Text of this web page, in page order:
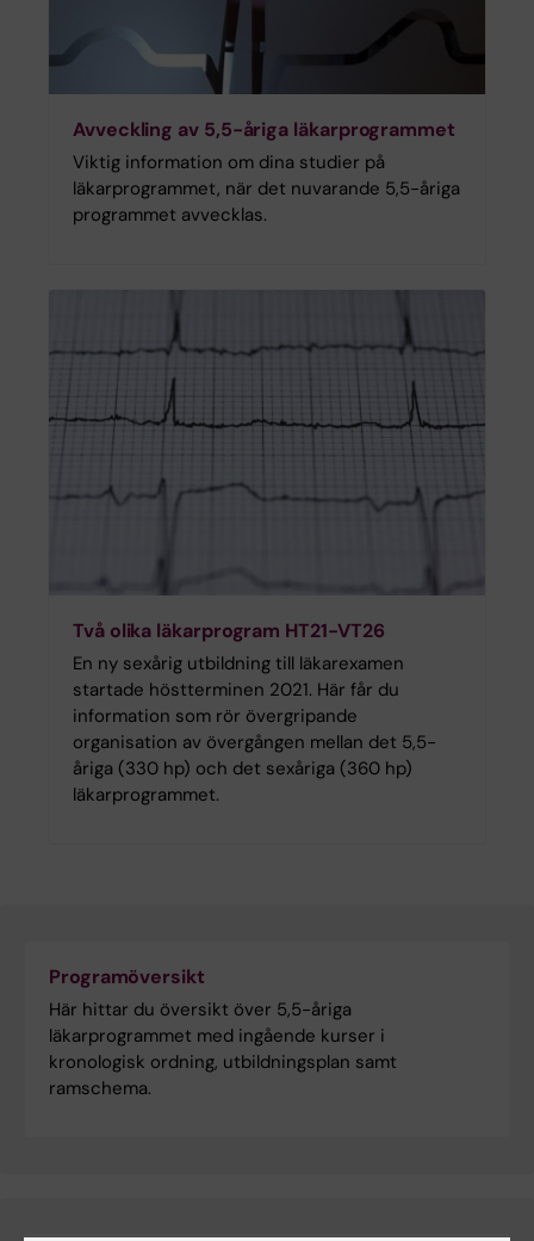
Avveckling av 5,5-åriga läkarprogrammet
Viktig information om dina studier på
läkarprogrammet, när det nuvarande 5,5-åriga
programmet avvecklas.
Två olika läkarprogram HT21-VT26
En ny sexårig utbildning till läkarexamen
startade höstterminen 2021. Här får du
information som rör övergripande
organisation av övergången mellan det 5,5-
åriga (330 hp) och det sexåriga (360 hp)
läkarprogrammet.
Programöversikt
Här hittar du översikt över 5,5-åriga
läkarprogrammet med ingående kurser i
kronologisk ordning, utbildningsplan samt
ramschema.